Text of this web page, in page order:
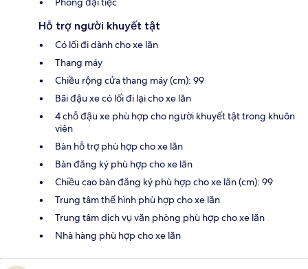
Hỗ trợ người khuyết tật
Có lối đi dành cho xe lăn
Thang máy
Chiều rộng cửa thang máy (cm): 99
Bãi đậu xe có lối đi lại cho xe lăn
4 chỗ đậu xe phù hợp cho người khuyết tật trong khuôn
viên
Bàn hỗ trợ phù hợp cho xe lăn
Bàn đăng ký phù hợp cho xe lăn
Chiều cao bàn đăng ký phù hợp cho xe lăn (cm): 99
Trung tâm thể hình phù hợp cho xe lăn
Trung tâm dịch vụ văn phòng phù hợp cho xe lăn
Nhà hàng phù hợp cho xe lăn